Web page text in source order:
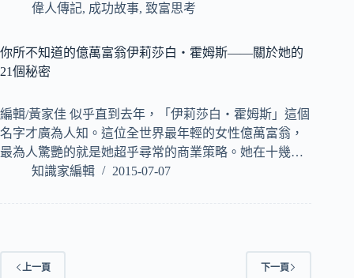
偉人傳記, 成功故事, 致富思考
你所不知道的億萬富翁伊莉莎白‧霍姆斯——關於她的
21個秘密
編輯/黃家佳 似乎直到去年，「伊莉莎白‧霍姆斯」這個
名字才廣為人知。這位全世界最年輕的女性億萬富翁，
最為人驚艷的就是她超乎尋常的商業策略。她在十幾…
知識家編輯
2015-07-07
上一頁 下一頁